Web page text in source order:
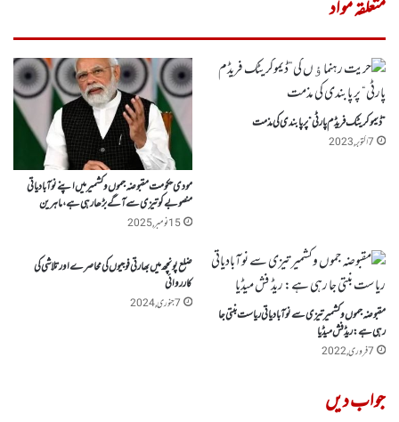
متعلقہ مواد
”ڈیموکریٹک فریڈم پارٹی“ پر پابندی کی مذمت
7 اکتوبر, 2023
مودی حکومت مقبوضہ جموں وکشمیر میں اپنے نوآبادیاتی
منصوبے کو تیزی سے آگے بڑھا رہی ہے،ماہرین
15 نومبر, 2025
مقبوضہ جموں وکشمیر تیزی سے نوآبادیاتی ریاست بنتی جا
رہی ہے: ریڈ فش میڈیا
7 فروری, 2022
ضلع پونچھ میں بھارتی فوجیوں کی محاصرے اورتلاشی کی
کارروائی
7 جنوری, 2024
جواب دیں